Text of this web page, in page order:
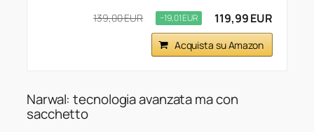
139,00 EUR −19,01 EUR 119,99 EUR
Acquista su Amazon
Narwal: tecnologia avanzata ma con
sacchetto